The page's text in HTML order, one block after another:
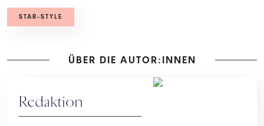
STAR-STYLE
ÜBER DIE AUTOR:INNEN
Redaktion